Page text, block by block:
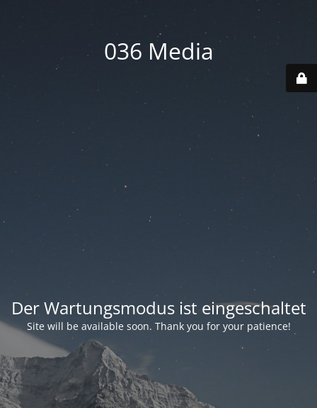
036 Media
Der Wartungsmodus ist eingeschaltet
Site will be available soon. Thank you for your patience!